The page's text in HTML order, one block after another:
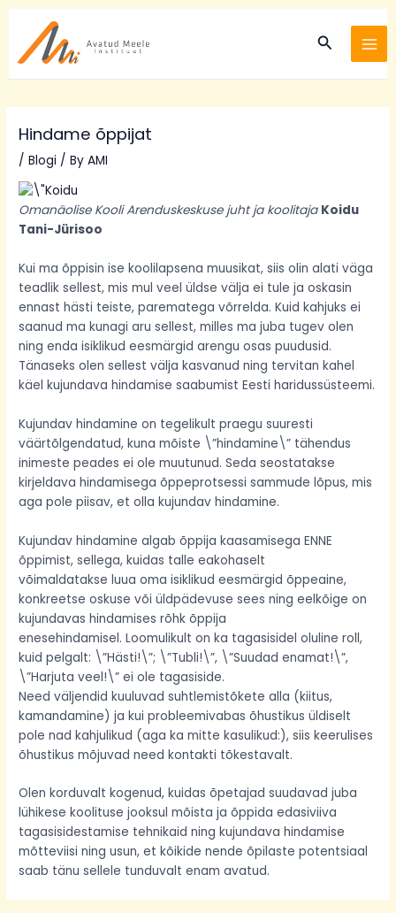
content
Search
Hindame õppijat
/Blogi / ByAMI
Omanäolise Kooli Arenduskeskuse juht ja koolitaja Koidu
Tani-Jürisoo
Kui ma õppisin ise koolilapsena muusikat, siis olin alati väga
teadlik sellest, mis mul veel üldse välja ei tule ja oskasin
ennast hästi teiste, parematega võrrelda. Kuid kahjuks ei
saanud ma kunagi aru sellest, milles ma juba tugev olen
ning enda isiklikud eesmärgid arengu osas puudusid.
Tänaseks olen sellest välja kasvanud ning tervitan kahel
käel kujundava hindamise saabumist Eesti haridussüsteemi.
Kujundav hindamine on tegelikult praegu suuresti
väärtõlgendatud, kuna mõiste \”hindamine\” tähendus
inimeste peades ei ole muutunud. Seda seostatakse
kirjeldava hindamisega õppeprotsessi sammude lõpus, mis
aga pole piisav, et olla kujundav hindamine.
Kujundav hindamine algab õppija kaasamisega ENNE
õppimist, sellega, kuidas talle eakohaselt
võimaldatakse luua oma isiklikud eesmärgid õppeaine,
konkreetse oskuse või üldpädevuse sees ning eelkõige on
kujundavas hindamises rõhk õppija
enesehindamisel. Loomulikult on ka tagasisidel oluline roll,
kuid pelgalt: \”Hästi!\”; \”Tubli!\”, \”Suudad enamat!\”,
\”Harjuta veel!\” ei ole tagasiside.
Need väljendid kuuluvad suhtlemistõkete alla (kiitus,
kamandamine) ja kui probleemivabas õhustikus üldiselt
pole nad kahjulikud (aga ka mitte kasulikud:), siis keerulises
õhustikus mõjuvad need kontakti tõkestavalt.
Olen korduvalt kogenud, kuidas õpetajad suudavad juba
lühikese koolituse jooksul mõista ja õppida edasiviiva
tagasisidestamise tehnikaid ning kujundava hindamise
mõtteviisi ning usun, et kõikide nende õpilaste potentsiaal
saab tänu sellele tunduvalt enam avatud.
navigation